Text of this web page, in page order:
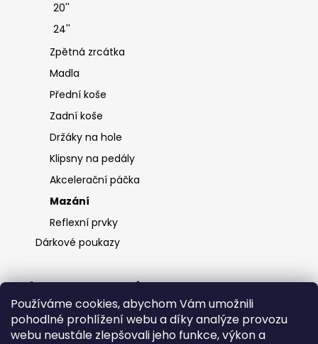
Používáme cookies, abychom Vám umožnili
pohodlné prohlížení webu a díky analýze provozu
webu neustále zlepšovali jeho funkce, výkon a
20''
24''
Zpětná zrcátka
Madla
Přední koše
Zadní koše
Držáky na hole
Klipsny na pedály
Akcelerační páčka
Mazání
Reflexní prvky
Dárkové poukazy
Informace pro vás
O nás
Ochrana osobních údajů